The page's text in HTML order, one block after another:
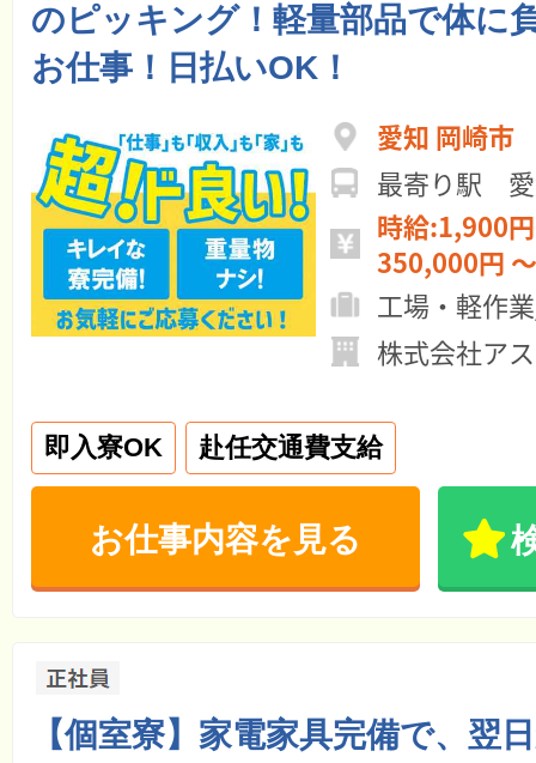
のピッキング！軽量部品で体に
お仕事！日払いOK！
愛知 岡崎市
最寄り駅 愛
時給:1,900
350,000円
工場・軽作
株式会社ア
即入寮OK 赴任交通費支給
お仕事内容を見る
【個室寮】家電家具完備で、翌